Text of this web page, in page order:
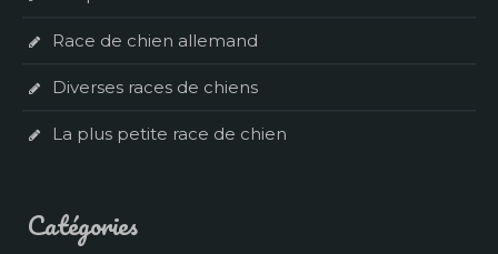
Race de chien allemand
Diverses races de chiens
La plus petite race de chien
Catégories